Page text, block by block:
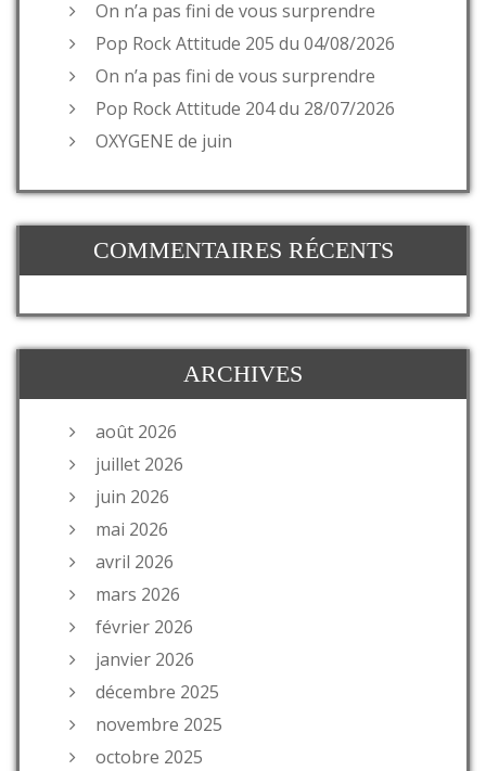
On n’a pas fini de vous surprendre
Pop Rock Attitude 205 du 04/08/2026
On n’a pas fini de vous surprendre
Pop Rock Attitude 204 du 28/07/2026
OXYGENE de juin
COMMENTAIRES RÉCENTS
ARCHIVES
août 2026
juillet 2026
juin 2026
mai 2026
avril 2026
mars 2026
février 2026
janvier 2026
décembre 2025
novembre 2025
octobre 2025